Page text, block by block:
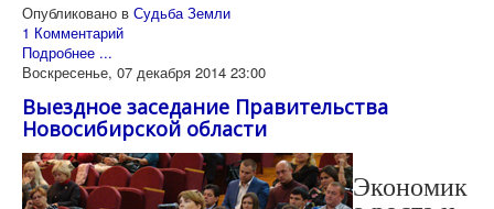
Опубликовано в Судьба Земли
1 Комментарий
Подробнее ...
Воскресенье, 07 декабря 2014 23:00
Выездное заседание Правительства
Новосибирской области
Экономик